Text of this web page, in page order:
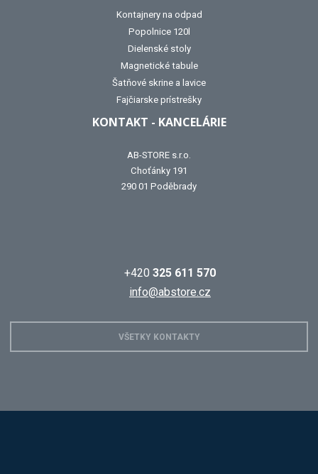
Kontajnery na odpad
Popolnice 120l
Dielenské stoly
Magnetické tabule
Šatňové skrine a lavice
Fajčiarske prístrešky
KONTAKT - KANCELÁRIE
AB-STORE s.r.o.
Choťánky 191
290 01 Poděbrady
+420 325 611 570
info@abstore.cz
VŠETKY KONTAKTY